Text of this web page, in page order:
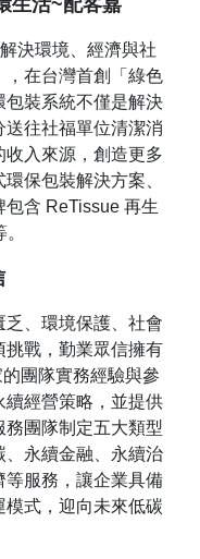
決環境、經濟與社
，在台灣首創「綠色
包裝系統不僅是解決
往社福單位清潔消
入來源，創造更多
保包裝解決方案、
含 ReTissue 再生
、環境保護、社會
挑戰，勤業眾信擁有
團隊實務經驗與參
續經營策略，並提供
團隊制定五大類型
、永續金融、永續治
等服務，讓企業具備
式，迎向未來低碳